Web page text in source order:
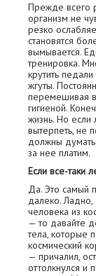
Прежде всего
организм не
резко
становятся
вымывается.
тренировка.
крутить
жгуты.
перемешивая
гигиеной.
жизнь. Но если
вытерпеть, не
должны
за нее платим.
Если все-таки
Да. Это самый
далеко. Ладно,
человека из
— то давайте
тела, которые
космический
— причалил,
оттолкнулся и